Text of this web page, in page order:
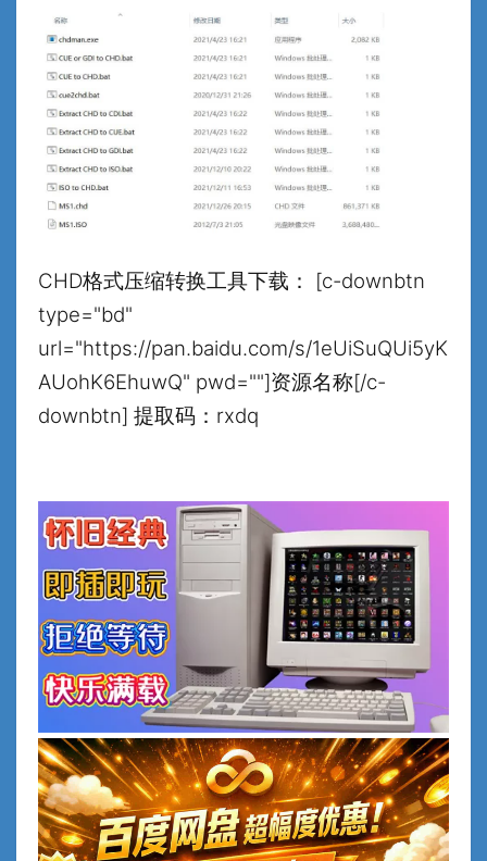
CHD格式压缩转换工具下载： [c-downbtn
type="bd"
url="https://pan.baidu.com/s/1eUiSuQUi5yK
AUohK6EhuwQ" pwd=""]资源名称[/c-
downbtn] 提取码：rxdq